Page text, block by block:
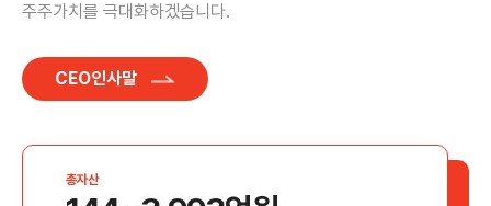
주주가치를 극대화하겠습니다.
CEO인사말
총자산